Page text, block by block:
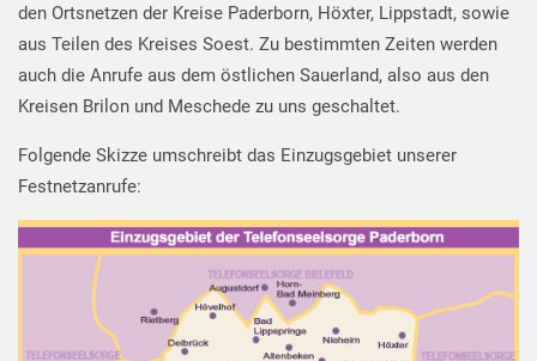
den Ortsnetzen der Kreise Paderborn, Höxter, Lippstadt, sowie
aus Teilen des Kreises Soest. Zu bestimmten Zeiten werden
auch die Anrufe aus dem östlichen Sauerland, also aus den
Kreisen Brilon und Meschede zu uns geschaltet.
Folgende Skizze umschreibt das Einzugsgebiet unserer
Festnetzanrufe: